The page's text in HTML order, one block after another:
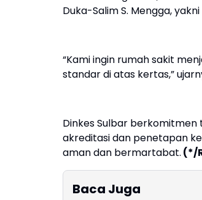
Duka-Salim S. Mengga,
“Kami ingin rumah sakit
standar di atas kertas,”
Dinkes Sulbar berkomitmen
akreditasi dan penetapan
aman dan bermartabat. (*/
Baca Juga